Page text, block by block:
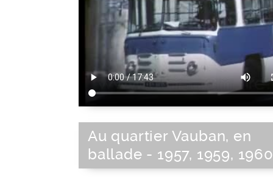
Au quartier Vauban, en
ballade - 1957, 1959, 1960